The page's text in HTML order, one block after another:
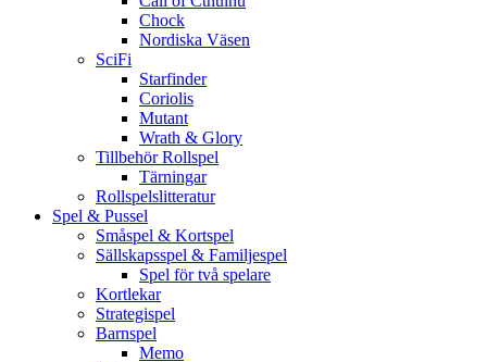
Chock
Nordiska Väsen
SciFi
Starfinder
Coriolis
Mutant
Wrath & Glory
Tillbehör Rollspel
Tärningar
Rollspelslitteratur
Spel & Pussel
Småspel & Kortspel
Sällskapsspel & Familjespel
Spel för två spelare
Kortlekar
Strategispel
Barnspel
Memo